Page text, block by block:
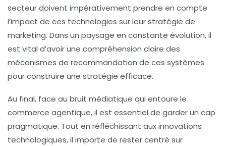
secteur doivent impérativement prendre en compte
l’impact de ces technologies sur leur stratégie de
marketing. Dans un paysage en constante évolution, il
est vital d’avoir une compréhension claire des
mécanismes de recommandation de ces systèmes
pour construire une stratégie efficace.
Au final, face au bruit médiatique qui entoure le
commerce agentique, il est essentiel de garder un cap
pragmatique. Tout en réfléchissant aux innovations
technologiques, il importe de rester centré sur